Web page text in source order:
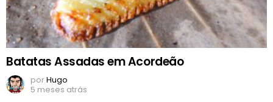
Batatas Assadas em Acordeão
porHugo
5 meses atrás